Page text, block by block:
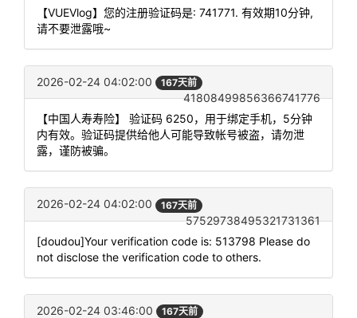
【VUEVlog】您的注册验证码是: 741771. 有效期10分钟,
请不要泄露哦~
2026-02-24 04:02:00 167天前
41808499856366741776
【中国人寿寿险】 验证码 6250，用于绑定手机，5分钟
内有效。验证码提供给他人可能导致帐号被盗，请勿泄
露，谨防被骗。
2026-02-24 04:02:00 167天前
57529738495321731361
[doudou]Your verification code is: 513798 Please do
not disclose the verification code to others.
2026-02-24 03:46:00 167天前